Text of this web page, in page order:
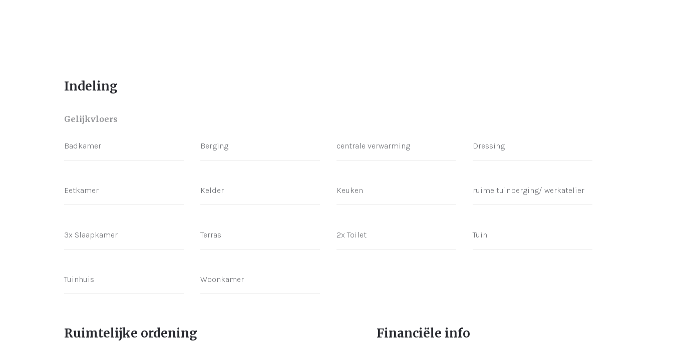
Indeling
Gelijkvloers
Badkamer Berging centrale verwarming Dressing
Eetkamer Kelder Keuken ruime tuinberging/ werkatelier
3x Slaapkamer Terras 2x Toilet Tuin
Tuinhuis Woonkamer
Ruimtelijke ordening Financiële info